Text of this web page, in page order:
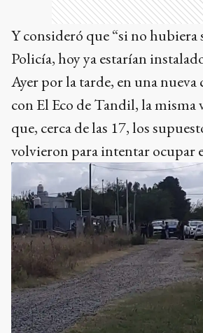
Y consideró que “si no hubiera
Policía, hoy ya estarían
Ayer por la tarde, en una
con El Eco de Tandil, la misma
que, cerca de las 17, los
volvieron para intentar ocupar